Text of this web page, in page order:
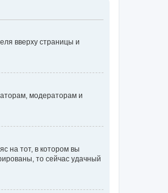
вверху страницы и
модераторам и
на тот, в котором вы
то сейчас удачный